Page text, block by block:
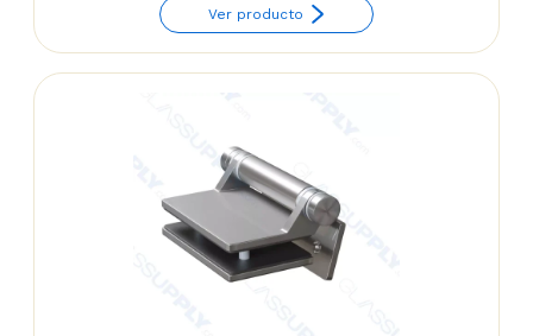
range:
through
Ver producto